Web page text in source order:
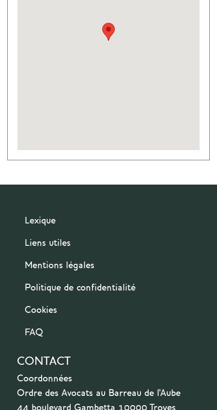
Lexique
Liens utiles
Mentions légales
Politique de confidentialité
Cookies
FAQ
CONTACT
Coordonnées
Ordre des Avocats au Barreau de l'Aube
44 boulevard Gambetta 10000 Troyes